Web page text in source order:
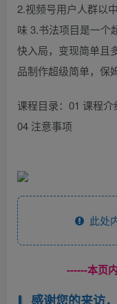
2.视频号用户人群以
味 3.书法项目是一个
快入局，变现简单且
品制作超级简单，保
课程目录：01 课程
04 注意事项
此处
------本页